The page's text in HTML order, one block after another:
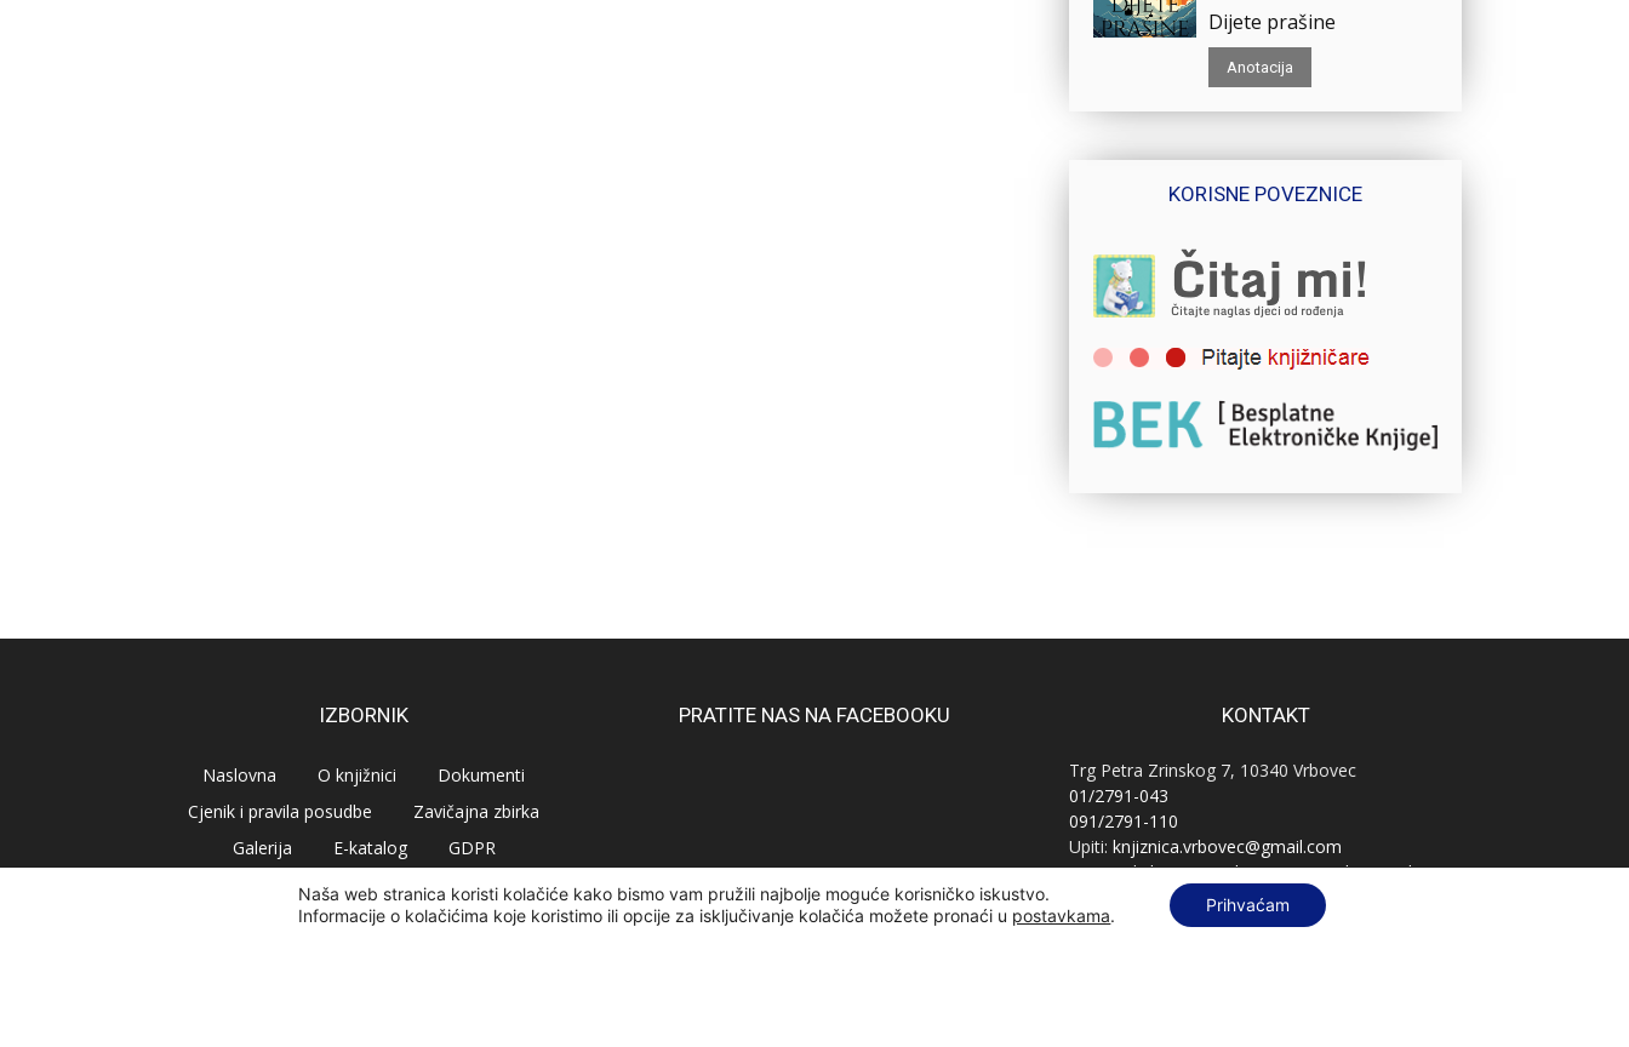
Dijete prašine
Anotacija
KORISNE POVEZNICE
IZBORNIK
Naslovna O knjižnici
Dokumenti
Cjenik i pravila posudbe
Zavičajna zbirka
Galerija
E-katalog GDPR
PRATITE NAS NA FACEBOOKU KONTAKT
Trg Petra Zrinskog 7, 10340 Vrbovec
01/2791-043
091/2791-110
Upiti: knjiznica.vrbovec@gmail.com
Ravnatelj:knjiznica.vrbovec.ravnatelj@gmail.com
76589521396
Naša web stranica koristi kolačiće kako bismo vam pružili najbolje moguće korisničko iskustvo.
Informacije o kolačićima koje koristimo ili opcije za isključivanje kolačića možete pronaći u postavkama.
Prihvaćam